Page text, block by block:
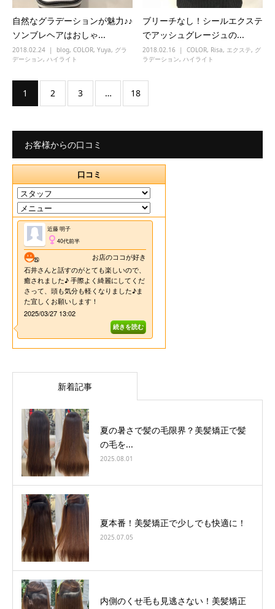
自然なグラデーションが魅力♪♪
ソンブレヘアはおしゃ...
2018.02.24 blog, COLOR, Yuya, グラ
デーション, ハイライト
ブリーチなし！シールエクステ
でアッシュグレージュの...
2018.02.16 COLOR, Risa, エクステ, グ
ラデーション, ハイライト
1 2 3 … 18
お客様からの口コミ
新着記事
夏の暑さで髪の毛限界？美髪矯正で髪
の毛を...
2025.08.01
夏本番！美髪矯正で少しでも快適に！
2025.07.05
内側のくせ毛も見逃さない！美髪矯正